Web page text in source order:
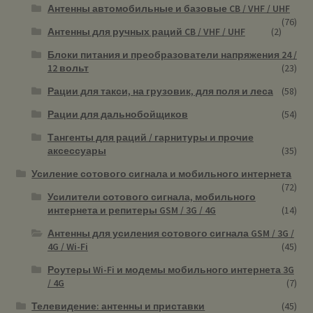
Антенны автомобильные и базовые CB / VHF / UHF
(76)
Антенны для ручных раций CB / VHF / UHF
(2)
Блоки питания и преобразователи напряжения 24 /
12 вольт
(23)
Рации для такси, на грузовик, для поля и леса
(58)
Рации для дальнобойщиков
(54)
Тангенты для раций / гарнитуры и прочие
аксессуары
(35)
Усиление сотового сигнала и мобильного интернета
(72)
Усилители сотового сигнала, мобильного
интернета и репитеры GSM / 3G / 4G
(14)
Антенны для усиления сотового сигнала GSM / 3G /
4G / Wi-Fi
(45)
Роутеры Wi-Fi и модемы мобильного интернета 3G
/ 4G
(7)
Телевидение: антенны и приставки
(45)